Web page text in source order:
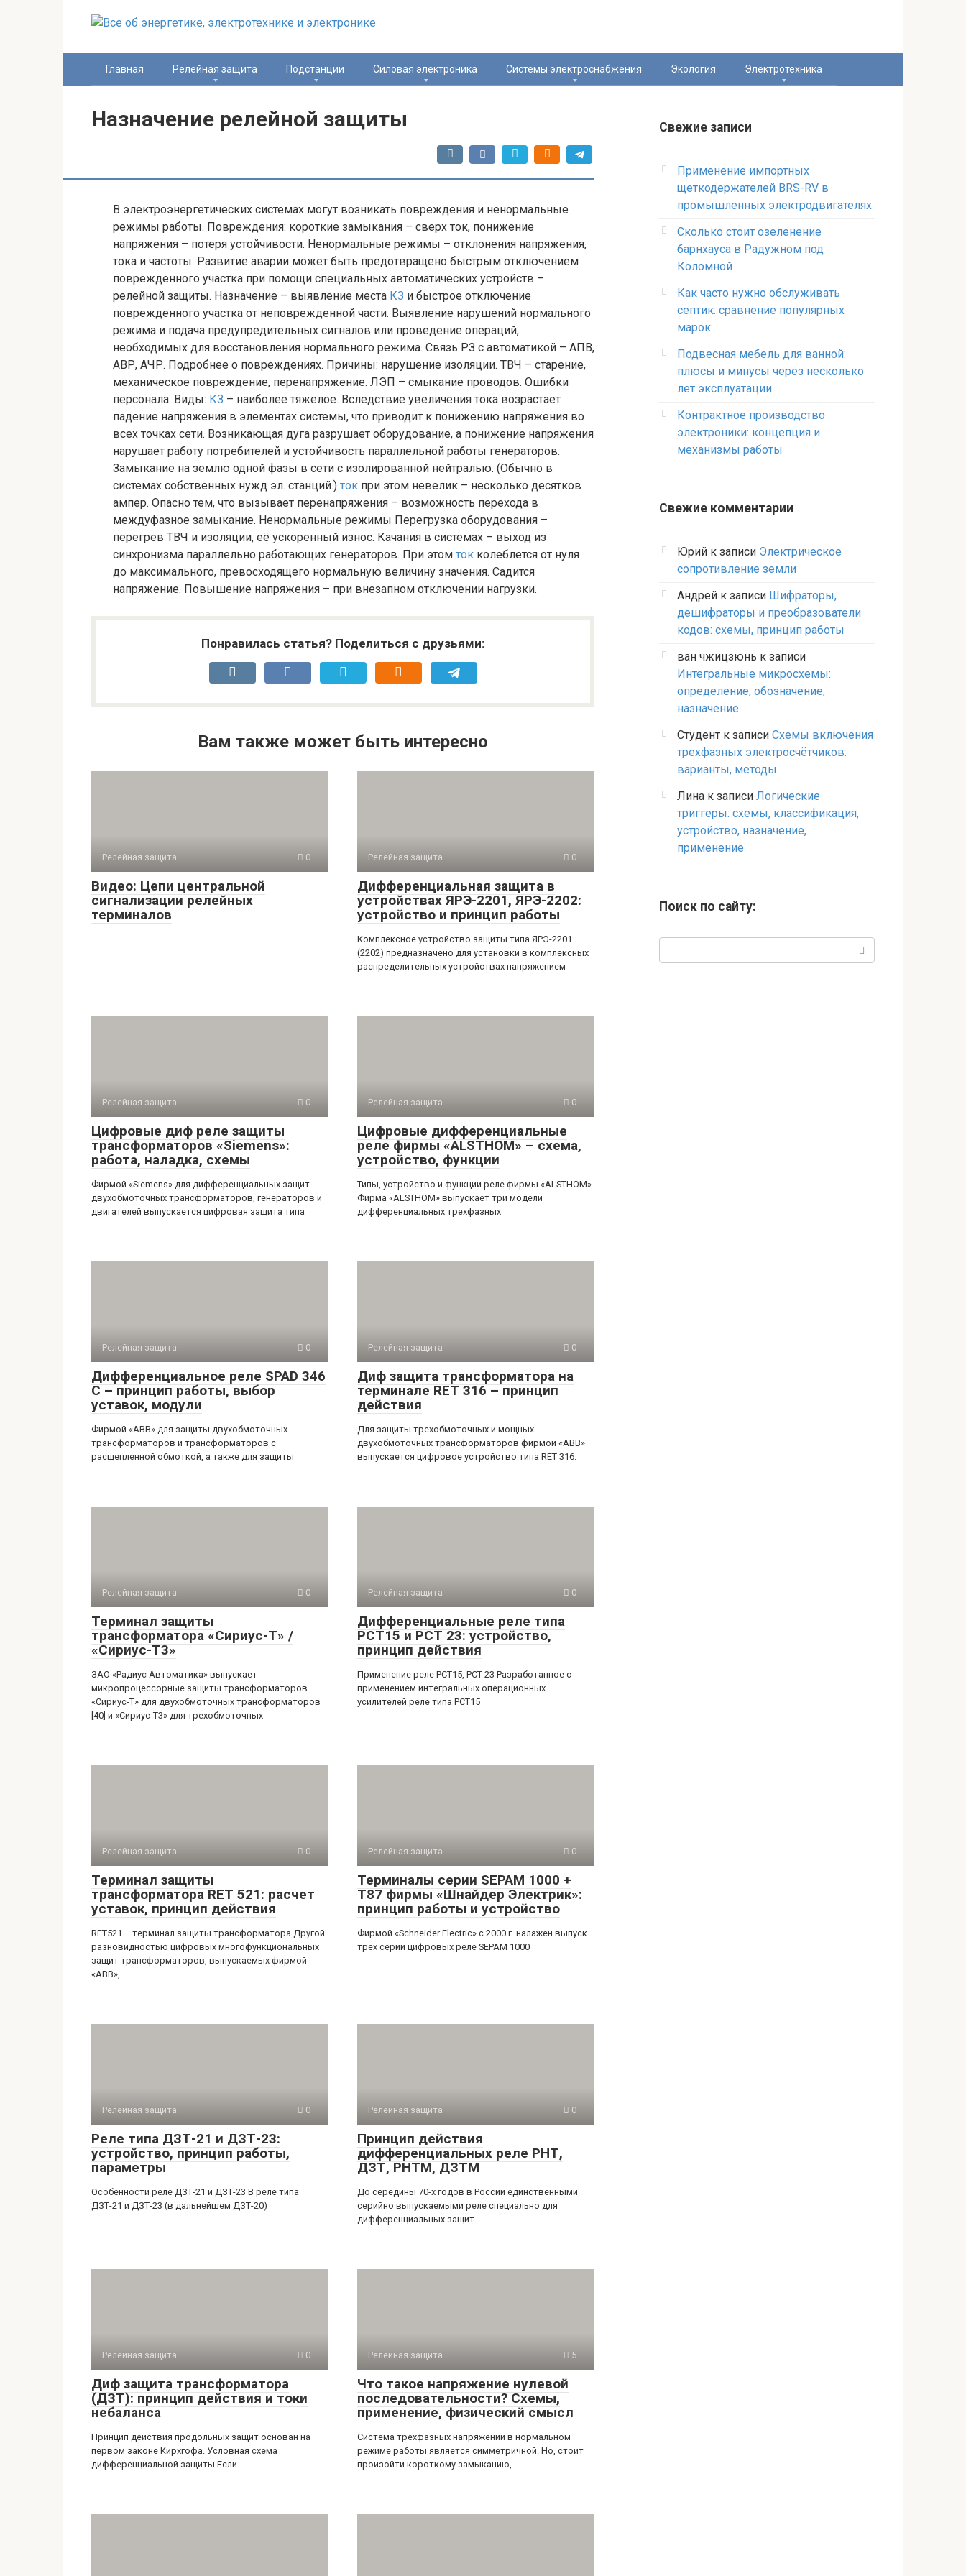
Главная Релейная защита Подстанции Силовая электроника Системы электроснабжения Экология Электротехника
Назначение релейной защиты
В электроэнергетических системах могут возникать повреждения и ненормальные
режимы работы. Повреждения: короткие замыкания – сверх ток, понижение
напряжения – потеря устойчивости. Ненормальные режимы – отклонения напряжения,
тока и частоты. Развитие аварии может быть предотвращено быстрым отключением
поврежденного участка при помощи специальных автоматических устройств –
релейной защиты. Назначение – выявление места КЗ и быстрое отключение
поврежденного участка от неповрежденной части. Выявление нарушений нормального
режима и подача предупредительных сигналов или проведение операций,
необходимых для восстановления нормального режима. Связь РЗ с автоматикой – АПВ,
АВР, АЧР. Подробнее о повреждениях. Причины: нарушение изоляции. ТВЧ – старение,
механическое повреждение, перенапряжение. ЛЭП – смыкание проводов. Ошибки
персонала. Виды: КЗ – наиболее тяжелое. Вследствие увеличения тока возрастает
падение напряжения в элементах системы, что приводит к понижению напряжения во
всех точках сети. Возникающая дуга разрушает оборудование, а понижение напряжения
нарушает работу потребителей и устойчивость параллельной работы генераторов.
Замыкание на землю одной фазы в сети с изолированной нейтралью. (Обычно в
системах собственных нужд эл. станций.) ток при этом невелик – несколько десятков
ампер. Опасно тем, что вызывает перенапряжения – возможность перехода в
междуфазное замыкание. Ненормальные режимы Перегрузка оборудования –
перегрев ТВЧ и изоляции, её ускоренный износ. Качания в системах – выход из
синхронизма параллельно работающих генераторов. При этом ток колеблется от нуля
до максимального, превосходящего нормальную величину значения. Садится
напряжение. Повышение напряжения – при внезапном отключении нагрузки.
Понравилась статья? Поделиться с друзьями:
Вам также может быть интересно
Релейная защита 0
Видео: Цепи центральной
сигнализации релейных
терминалов
Релейная защита 0
Дифференциальная защита в
устройствах ЯРЭ-2201, ЯРЭ-2202:
устройство и принцип работы
Комплексное устройство защиты типа ЯРЭ-2201
(2202) предназначено для установки в комплексных
распределительных устройствах напряжением
Релейная защита 0
Цифровые диф реле защиты
трансформаторов «Siemens»:
работа, наладка, схемы
Фирмой «Siemens» для дифференциальных защит
двухобмоточных трансформаторов, генераторов и
двигателей выпускается цифровая защита типа
Релейная защита 0
Цифровые дифференциальные
реле фирмы «ALSTHOM» – схема,
устройство, функции
Типы, устройство и функции реле фирмы «ALSTHOM»
Фирма «ALSTHOM» выпускает три модели
дифференциальных трехфазных
Релейная защита 0
Дифференциальное реле SPAD 346
С – принцип работы, выбор
уставок, модули
Фирмой «АВВ» для защиты двухобмоточных
трансформаторов и трансформаторов с
расщепленной обмоткой, а также для защиты
Релейная защита 0
Диф защита трансформатора на
терминале RET 316 – принцип
действия
Для защиты трехобмоточных и мощных
двухобмоточных трансформаторов фирмой «АВВ»
выпускается цифровое устройство типа RET 316.
Релейная защита 0
Терминал защиты
трансформатора «Сириус-Т» /
«Сириус-Т3»
ЗАО «Радиус Автоматика» выпускает
микропроцессорные защиты трансформаторов
«Сириус-Т» для двухобмоточных трансформаторов
[40] и «Сириус-Т3» для трехобмоточных
Релейная защита 0
Дифференциальные реле типа
РСТ15 и РСТ 23: устройство,
принцип действия
Применение реле РСТ15, РСТ 23 Разработанное с
применением интегральных операционных
усилителей реле типа РСТ15
Релейная защита 0
Терминал защиты
трансформатора RET 521: расчет
уставок, принцип действия
RET521 – терминал защиты трансформатора Другой
разновидностью цифровых многофункциональных
защит трансформаторов, выпускаемых фирмой
«АВВ»,
Релейная защита 0
Терминалы серии SEPAM 1000 +
Т87 фирмы «Шнайдер Электрик»:
принцип работы и устройство
Фирмой «Schneider Electric» с 2000 г. налажен выпуск
трех серий цифровых реле SEPAM 1000
Релейная защита 0
Реле типа ДЗТ-21 и ДЗТ-23:
устройство, принцип работы,
параметры
Особенности реле ДЗТ-21 и ДЗТ-23 В реле типа
ДЗТ-21 и ДЗТ-23 (в дальнейшем ДЗТ-20)
Релейная защита 0
Принцип действия
дифференциальных реле РНТ,
ДЗТ, РНТМ, ДЗТМ
До середины 70-х годов в России единственными
серийно выпускаемыми реле специально для
дифференциальных защит
Релейная защита 0
Диф защита трансформатора
(ДЗТ): принцип действия и токи
небаланса
Принцип действия продольных защит основан на
первом законе Кирхгофа. Условная схема
дифференциальной защиты Если
Релейная защита 5
Что такое напряжение нулевой
последовательности? Схемы,
применение, физический смысл
Система трехфазных напряжений в нормальном
режиме работы является симметричной. Но, стоит
произойти короткому замыканию,
Свежие записи
Применение импортных
щеткодержателей BRS-RV в
промышленных электродвигателях
Сколько стоит озеленение
барнхауса в Радужном под
Коломной
Как часто нужно обслуживать
септик: сравнение популярных
марок
Подвесная мебель для ванной:
плюсы и минусы через несколько
лет эксплуатации
Контрактное производство
электроники: концепция и
механизмы работы
Свежие комментарии
Юрий к записи Электрическое
сопротивление земли
Андрей к записи Шифраторы,
дешифраторы и преобразователи
кодов: схемы, принцип работы
ван чжицзюнь к записи
Интегральные микросхемы:
определение, обозначение,
назначение
Студент к записи Схемы включения
трехфазных электросчётчиков:
варианты, методы
Лина к записи Логические
триггеры: схемы, классификация,
устройство, назначение,
применение
Поиск по сайту: